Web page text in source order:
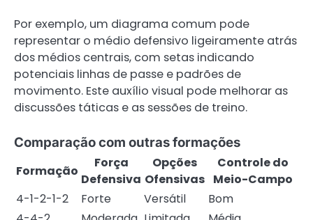
Por exemplo, um diagrama comum pode
representar o médio defensivo ligeiramente atrás
dos médios centrais, com setas indicando
potenciais linhas de passe e padrões de
movimento. Este auxílio visual pode melhorar as
discussões táticas e as sessões de treino.
Comparação com outras formações
Formação
Força
Defensiva
Opções
Ofensivas
Controle do
Meio-Campo
4-1-2-1-2
Forte Versátil
Bom